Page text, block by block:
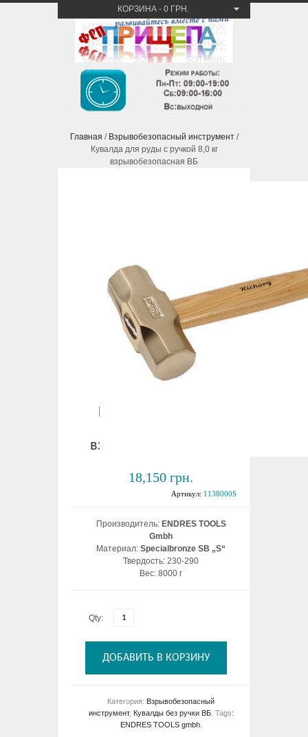
КОРЗИНА - 0 ГРН.
Главная / Взрывобезопасный инструмент/
Кувалда для руды с ручкой 8,0 кг
взрывобезопасная ВБ
Кувалда для руды с
взрывобезопасная ВБ
18,150 грн.
Артикул: 1138000S
Производитель: ENDRES TOOLS
Gmbh
Материал: Specialbronze SB „S“
Твердость: 230-290
Вес: 8000 г
Qty:
ДОБАВИТЬ В КОРЗИНУ
Категория: Взрывобезопасный
инструмент, Кувалды без ручки ВБ. Tags:
ENDRES TOOLS gmbh.